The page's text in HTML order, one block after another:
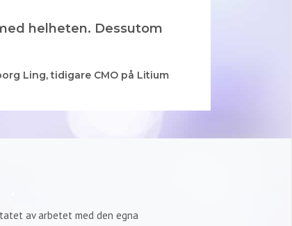
helheten. Dessutom
Ling, tidigare CMO på Litium
av arbetet med den egna